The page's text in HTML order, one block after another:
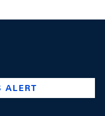
swiss-national-
@swissnationalbank
ALERT